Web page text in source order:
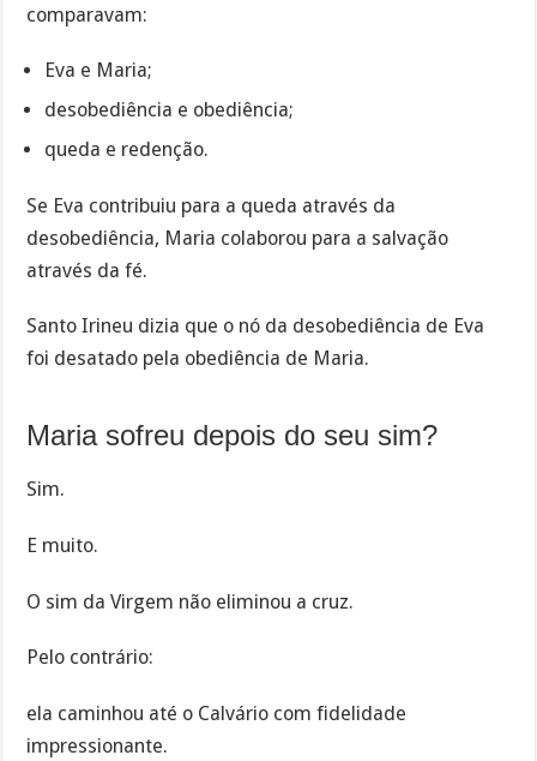
comparavam:
Eva e Maria;
desobediência e obediência;
queda e redenção.
Se Eva contribuiu para a queda através da
desobediência, Maria colaborou para a salvação
através da fé.
Santo Irineu dizia que o nó da desobediência de Eva
foi desatado pela obediência de Maria.
Maria sofreu depois do seu sim?
Sim.
E muito.
O sim da Virgem não eliminou a cruz.
Pelo contrário:
ela caminhou até o Calvário com fidelidade
impressionante.